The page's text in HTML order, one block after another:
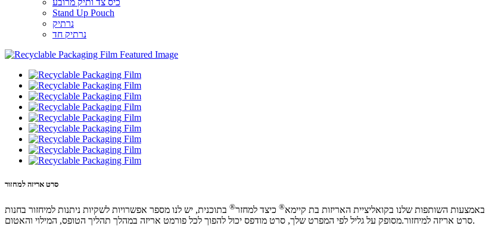
כיס צד ותיק מרובע
Stand Up Pouch
נרתיק
נרתיק חד
סרט אריזה למחזור
באמצעות השותפות שלנו בקואליציית האריזות בת קיימא® כיצד למחזר®
סרט אריזה למיחזור.מסופק על גליל לפי המפרט שלך, סרט מודפס יכול להפוך לכל פורמט אריזה במהלך תהליך הטופס, המילוי והאטום.